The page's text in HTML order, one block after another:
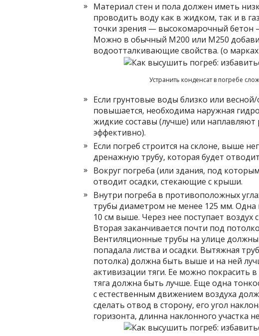
Материал стен и пола должен иметь
проводить воду как в жидком, так и в
точки зрения — высокомарочный
Можно в обычный М200 или М250
водоотталкивающие свойства. (о марках
Устранить конденсат в погребе
Если грунтовые воды близко или
повышается, необходима наружная
жидкие составы (лучше) или
эффективно).
Если погреб строится на склоне, выше
дренажную трубу, которая будет
Вокруг погреба (или здания, под
отводит осадки, стекающие с крыши.
Внутри погреба в противоположных
трубы диаметром не менее 125 мм. Одна
10 см выше. Через нее поступает
Вторая заканчивается почти под
Вентиляционные трубы на улице
попадала листва и осадки. Вытяжная
потолка) должна быть выше и на ней
активизации тяги. Ее можно покрасить
тяга должна быть лучше. Еще одна
с естественным движением воздуха
сделать отвод в сторону, его угол
горизонта, длинна наклонного участка